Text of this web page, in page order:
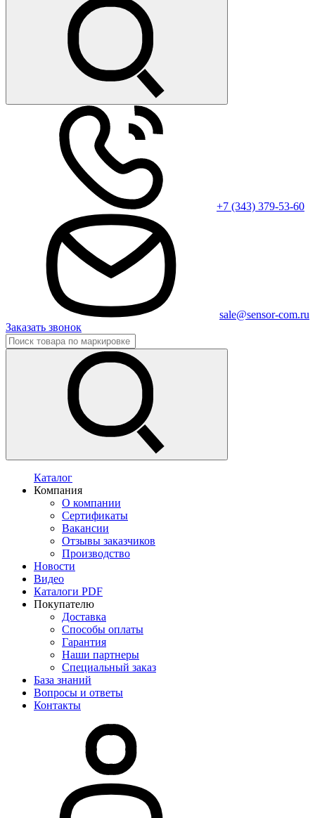
+7 (343) 379-53-60
sale@sensor-com.ru
Заказать звонок
Каталог
Компания
О компании
Сертификаты
Вакансии
Отзывы заказчиков
Производство
Новости
Видео
Каталоги PDF
Покупателю
Доставка
Способы оплаты
Гарантия
Наши партнеры
Специальный заказ
База знаний
Вопросы и ответы
Контакты